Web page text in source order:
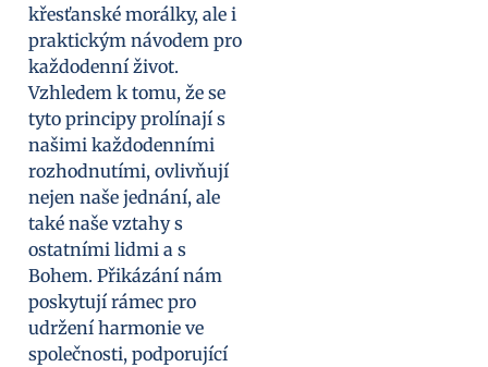
křesťanské morálky, ale i
praktickým návodem pro
každodenní život.
Vzhledem k tomu, že se
tyto principy prolínají s
našimi každodenními
rozhodnutími, ovlivňují
nejen naše jednání, ale
také naše vztahy s
ostatními lidmi a s
Bohem. Přikázání nám
poskytují rámec pro
udržení harmonie ve
společnosti, podporující